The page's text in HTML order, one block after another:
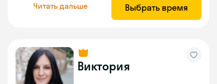
Читать дальше Выбрать время
Виктория